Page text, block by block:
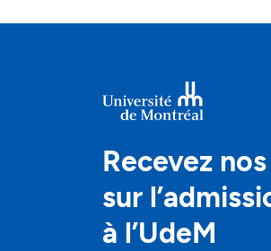
Recevez
sur
à l’UdeM